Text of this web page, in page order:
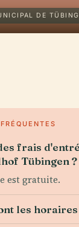
DE
frais
Tübingen ?
est gratuite.
les horaires